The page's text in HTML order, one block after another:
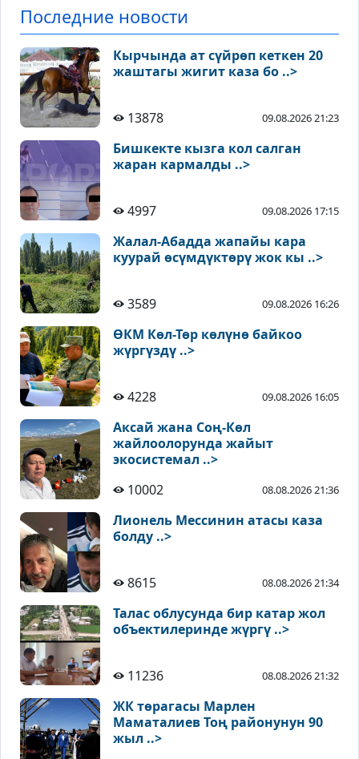
Последние новости
Кырчында ат сүйрөп кеткен 20
жаштагы жигит каза бо ..>
13878 09.08.2026 21:23
Бишкекте кызга кол салган
жаран кармалды ..>
4997 09.08.2026 17:15
Жалал-Абадда жапайы кара
куурай өсүмдүктөрү жок кы ..>
3589 09.08.2026 16:26
ӨКМ Көл-Төр көлүнө байкоо
жүргүздү ..>
4228 09.08.2026 16:05
Аксай жана Соң-Көл
жайлоолорунда жайыт
экосистемал ..>
10002
08.08.2026 21:36
Лионель Мессинин атасы каза
болду ..>
8615 08.08.2026 21:34
Талас облусунда бир катар жол
объектилеринде жүргү ..>
11236 08.08.2026 21:32
ЖК төрагасы Марлен
Маматалиев Тоң районунун 90
жыл ..>